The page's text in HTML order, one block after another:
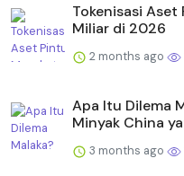
Tokenisasi Aset
Miliar di 2026
2 months ago
Apa Itu Dilema
Minyak China
3 months ago